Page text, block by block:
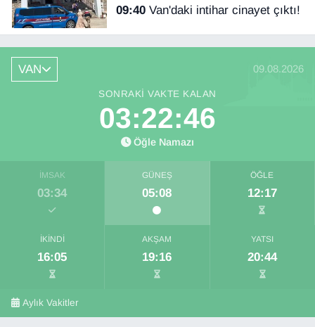
09:40 Van'daki intihar cinayet çıktı!
VAN 09.08.2026
SONRAKI VAKTE KALAN
03:22:45
Öğle Namazı
İMSAK
03:34
GÜNEŞ
05:08
ÖĞLE
12:17
İKINDI
16:05
AKŞAM
19:16
YATSI
20:44
Aylık Vakitler